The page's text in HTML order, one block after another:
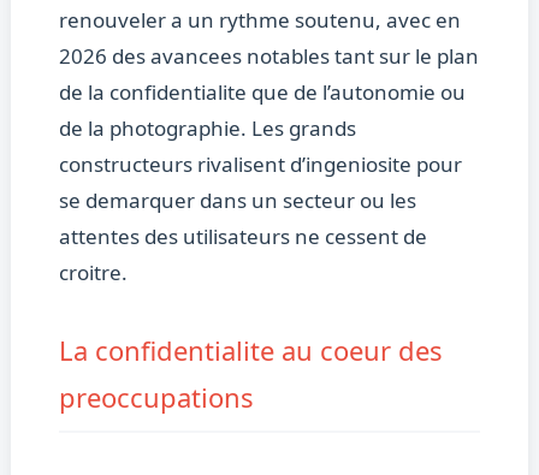
renouveler a un rythme soutenu, avec en
2026 des avancees notables tant sur le plan
de la confidentialite que de l’autonomie ou
de la photographie. Les grands
constructeurs rivalisent d’ingeniosite pour
se demarquer dans un secteur ou les
attentes des utilisateurs ne cessent de
croitre.
La confidentialite au coeur des
preoccupations